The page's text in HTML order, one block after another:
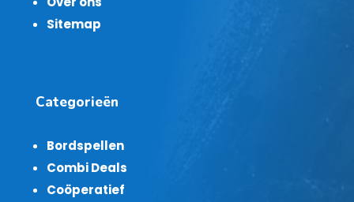
Sitemap
Categorieën
Bordspellen
Combi Deals
Coöperatief